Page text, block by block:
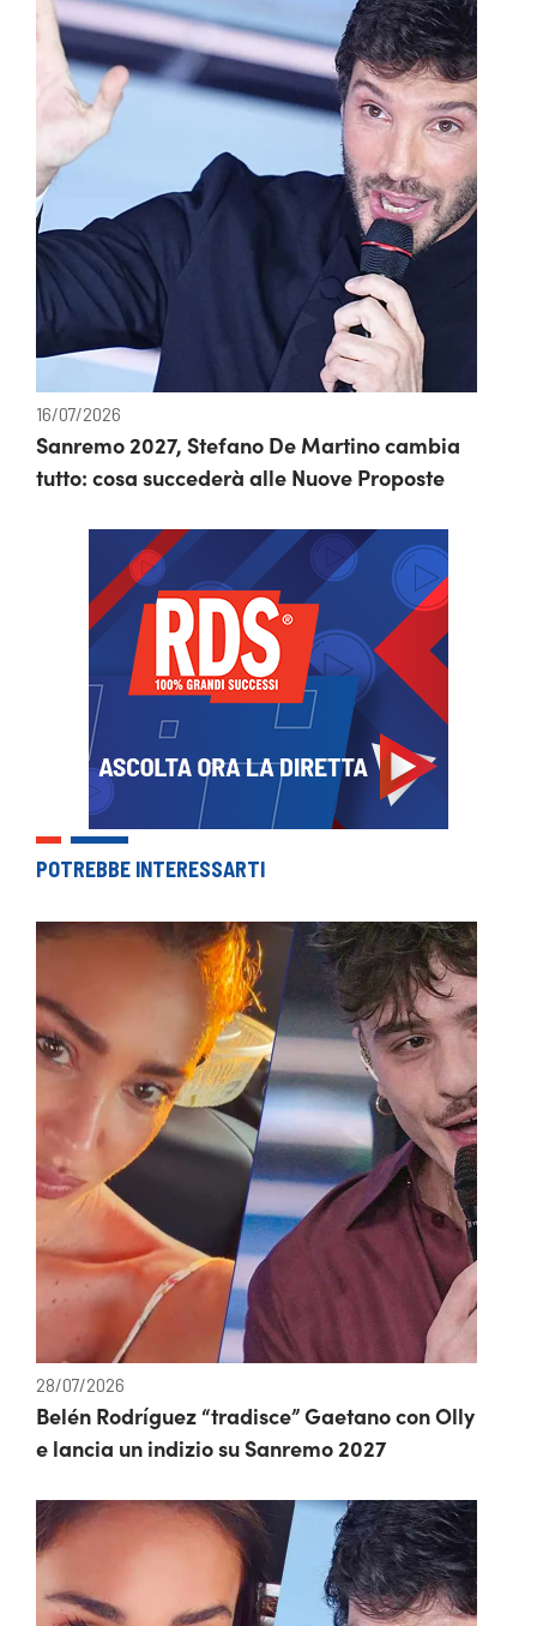
16/07/2026
Sanremo 2027, Stefano De Martino cambia
tutto: cosa succederà alle Nuove Proposte
POTREBBE INTERESSARTI
28/07/2026
Belén Rodríguez “tradisce” Gaetano con Olly
e lancia un indizio su Sanremo 2027